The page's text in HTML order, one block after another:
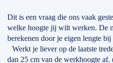
Dit is een vraag die ons vaak
welke hoogte jij wilt werken. De
berekenen door je eigen lengte
Werkt je liever op de laatste
dan 25 cm van de werkhoogte af.